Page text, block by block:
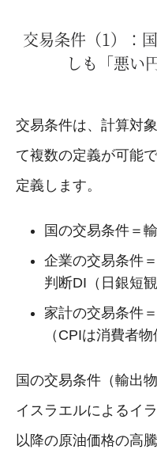
交易条件（1）：
しも「悪い
交易条件は、計算対
て複数の定義が可能
定義します。
国の交易条件＝
企業の交易条件
判断DI（日銀短
家計の交易条件
（CPIは消費者
国の交易条件（輸出
イスラエルによるイ
以降の原油価格の高